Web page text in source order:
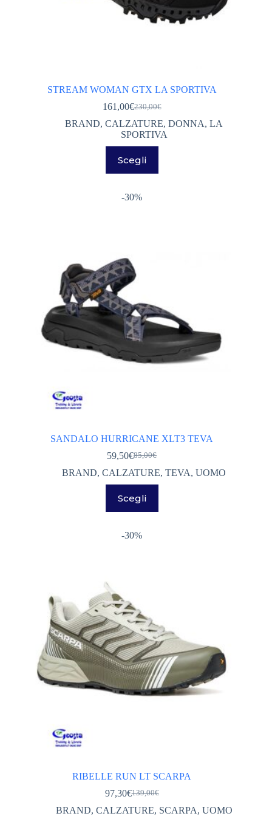
STREAM WOMAN GTX LA SPORTIVA
230,00€
Il
prezzo
originale
era:
230,00€.
161,00€Il
prezzo
attuale
è:
161,00€.
BRAND,CALZATURE,DONNA,LA
SPORTIVA
Scegli
prodotto
ha
varianti.
nella
pagina
del
-30%
SANDALO HURRICANE XLT3 TEVA
85,00€
Il
prezzo
era:
85,00€.
59,50€Il
prezzo
59,50€.
BRAND,CALZATURE,TEVA,UOMO
Scegli
prodotto
ha
varianti.
pagina
del
prodotto
-30%
RIBELLE RUN LT SCARPA
139,00€
Il
prezzo
97,30€Il
prezzo
BRAND, CALZATURE, SCARPA, UOMO